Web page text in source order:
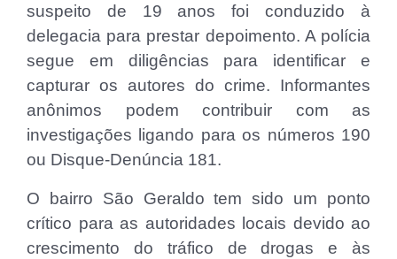
suspeito de 19 anos foi conduzido à
delegacia para prestar depoimento. A polícia
segue em diligências para identificar e
capturar os autores do crime. Informantes
anônimos podem contribuir com as
investigações ligando para os números 190
ou Disque-Denúncia 181.
O bairro São Geraldo tem sido um ponto
crítico para as autoridades locais devido ao
crescimento do tráfico de drogas e às